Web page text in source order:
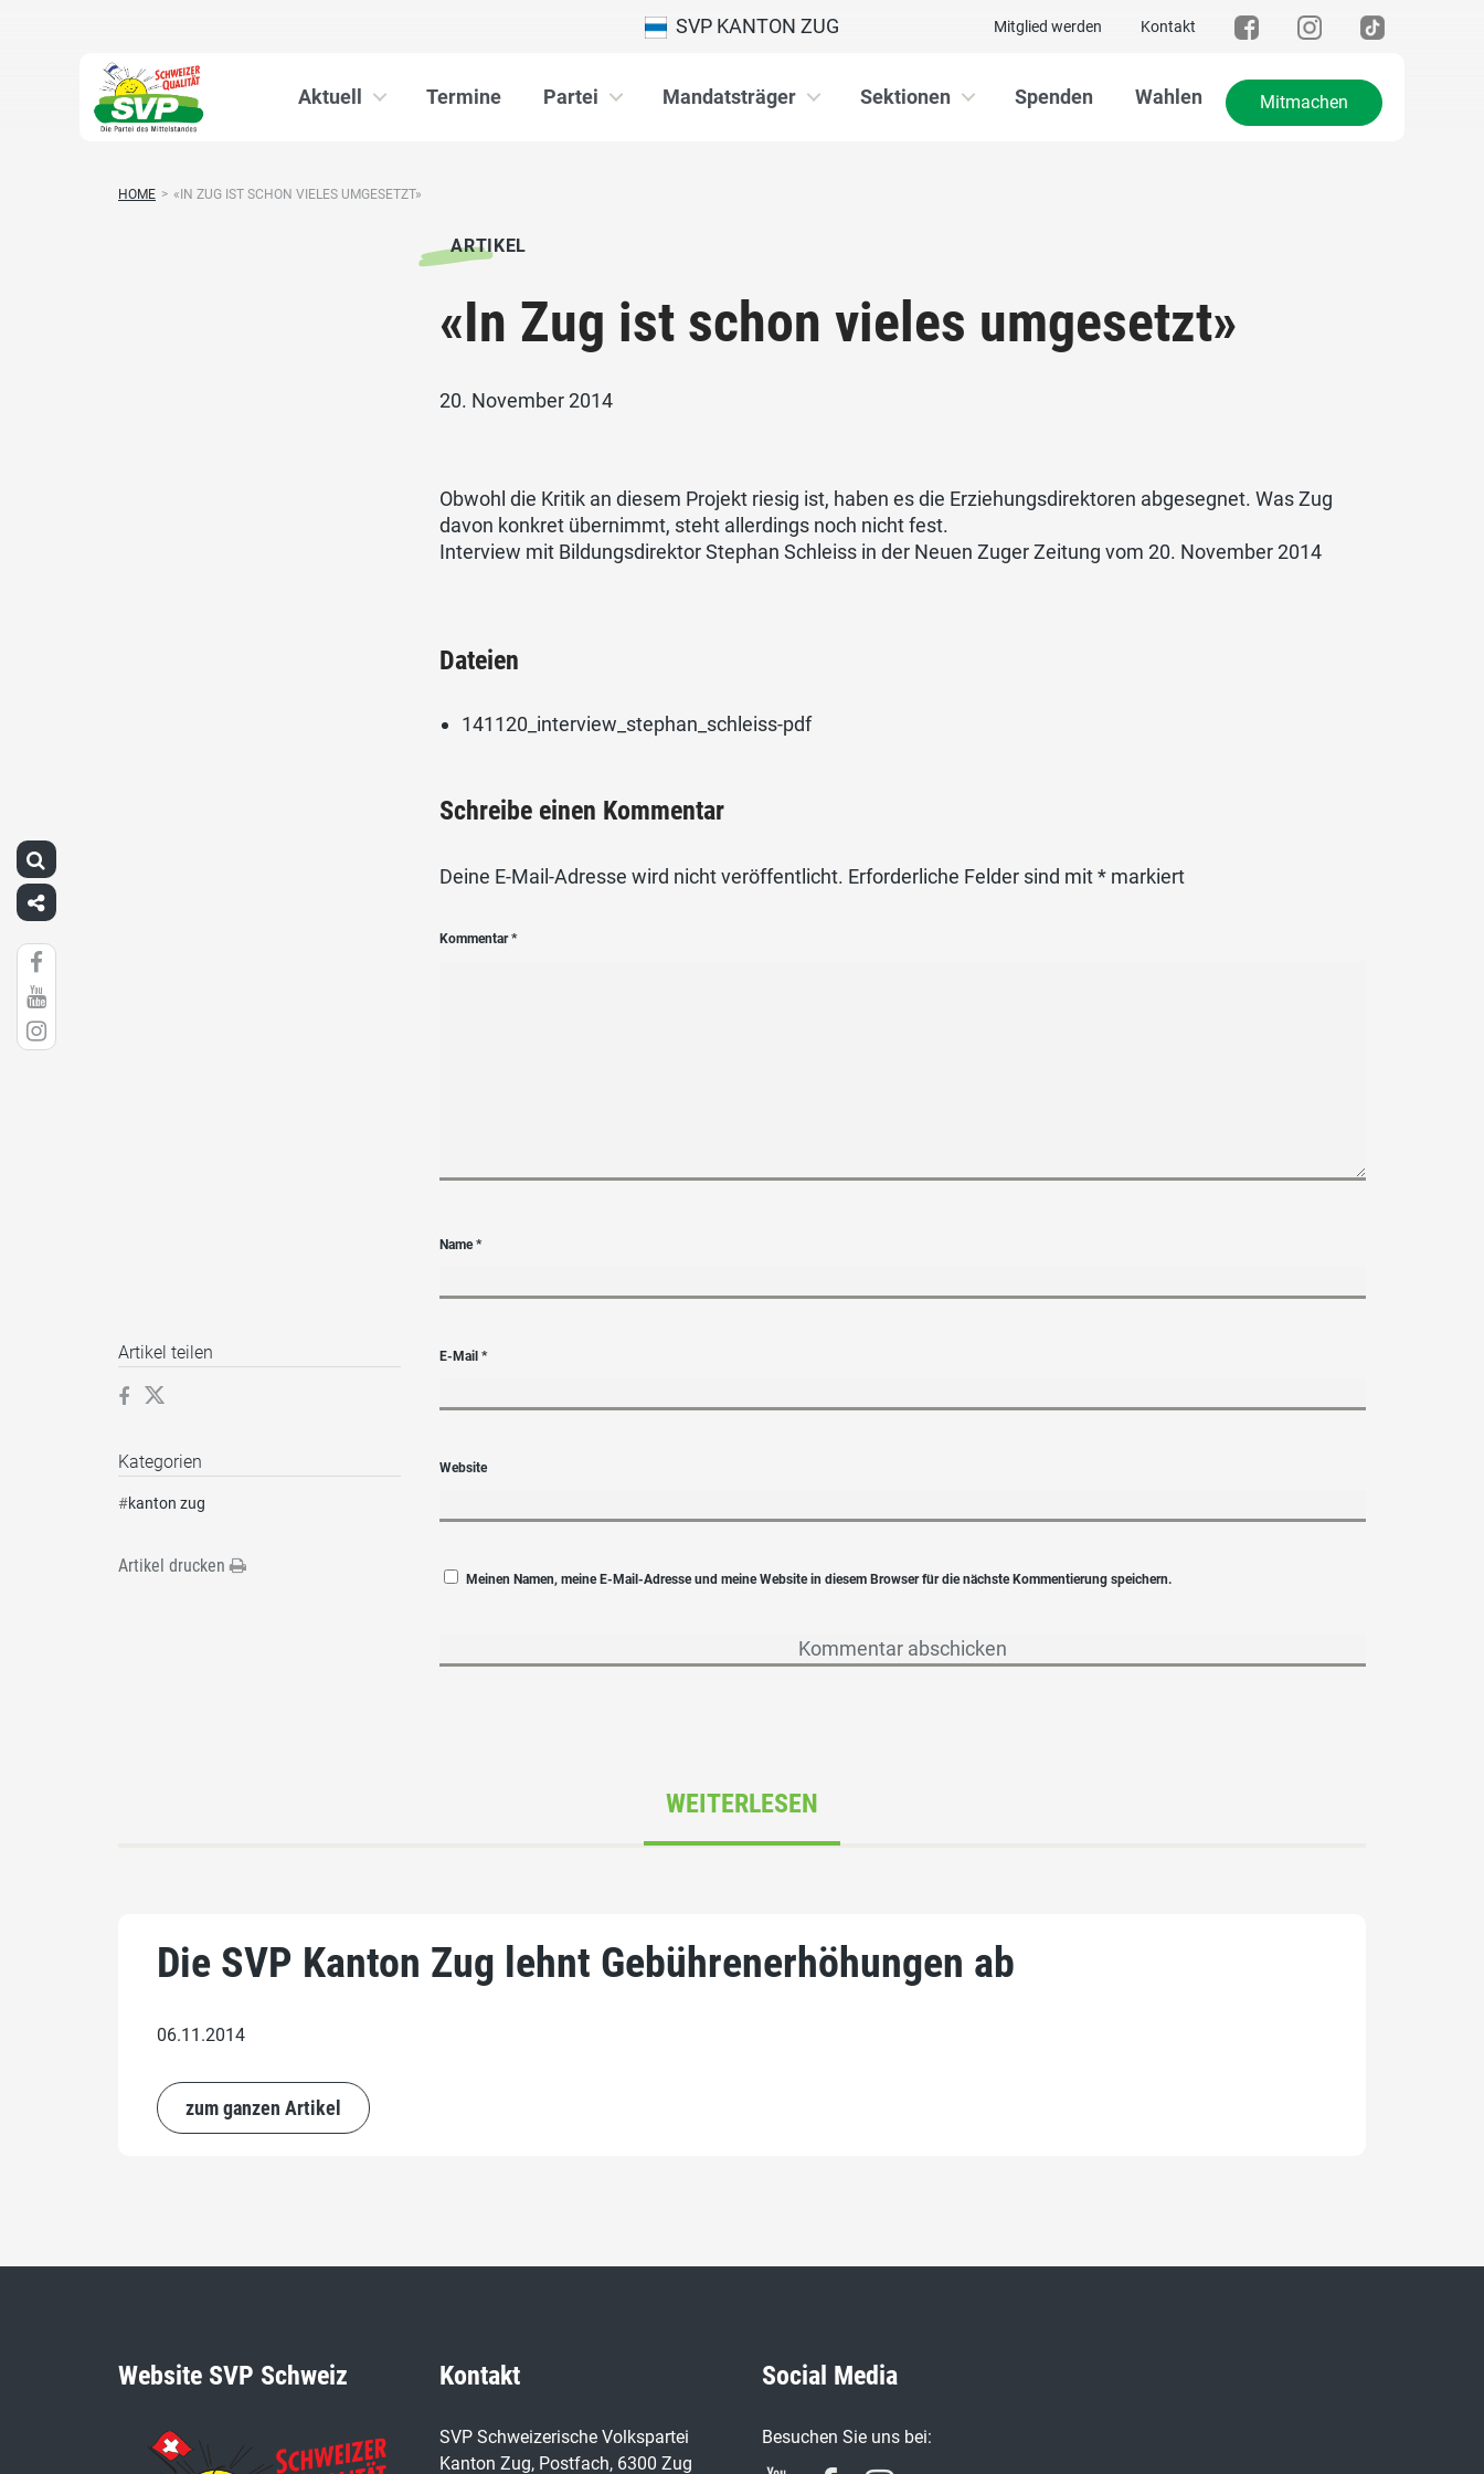
Mitglied werden Kontakt
SVP KANTON ZUG
Aktuell Termine Partei Mandatsträger Sektionen Spenden Wahlen Mitmachen
HOME > «IN ZUG IST SCHON VIELES UMGESETZT»
ARTIKEL
«In Zug ist schon vieles umgesetzt»
20. November 2014
Obwohl die Kritik an diesem Projekt riesig ist, haben es die Erziehungsdirektoren abgesegnet. Was Zug
davon konkret übernimmt, steht allerdings noch nicht fest.
Interview mit Bildungsdirektor Stephan Schleiss in der Neuen Zuger Zeitung vom 20. November 2014
Dateien
141120_interview_stephan_schleiss-pdf
Schreibe einen Kommentar
Deine E-Mail-Adresse wird nicht veröffentlicht. Erforderliche Felder sind mit* markiert
Kommentar*
Name*
E-Mail*
Website
Meinen Namen, meine E-Mail-Adresse und meine Website in diesem Browser für die nächste Kommentierung speichern.
Artikel teilen
Kategorien
#kanton zug
Artikel drucken
WEITERLESEN
Die SVP Kanton Zug lehnt Gebührenerhöhungen ab
06.11.2014
zum ganzen Artikel
Website SVP Schweiz Kontakt
SVP Schweizerische Volkspartei
Kanton Zug, Postfach, 6300 Zug
Social Media
Besuchen Sie uns bei: